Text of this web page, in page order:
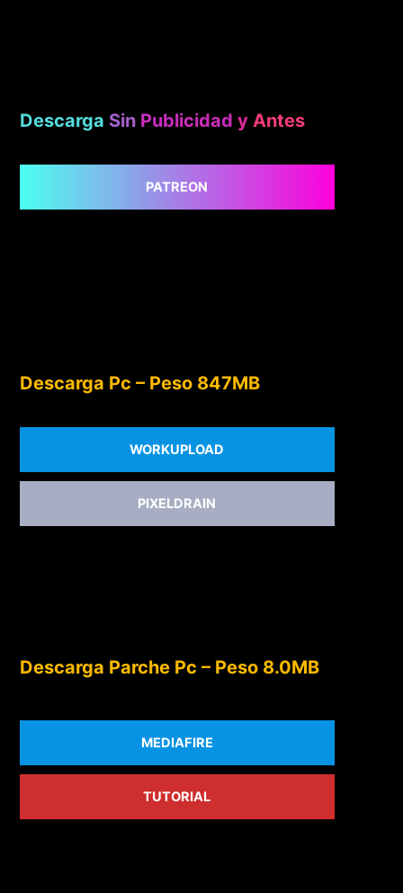
Descarga Sin Publicidad y Antes
PATREON
Descarga Pc – Peso 847MB
WORKUPLOAD
PIXELDRAIN
Descarga Parche Pc – Peso 8.0MB
MEDIAFIRE
TUTORIAL